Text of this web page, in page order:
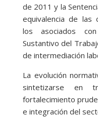
de 2011 y la
equivalencia de las
los asociados
Sustantivo del
de intermediación
La evolución
sintetizarse en
fortalecimiento
e integración del